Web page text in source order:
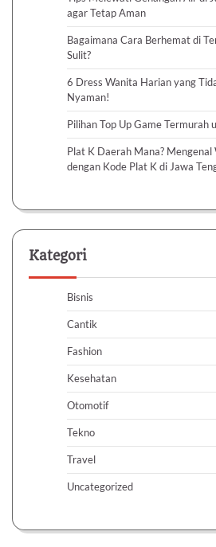
agar Tetap Aman
Bagaimana Cara Berhemat di
Sulit?
6 Dress Wanita Harian yang
Nyaman!
Pilihan Top Up Game Termurah
Plat K Daerah Mana?
dengan Kode Plat K di Jawa
Kategori
Bisnis
Cantik
Fashion
Kesehatan
Otomotif
Tekno
Travel
Uncategorized